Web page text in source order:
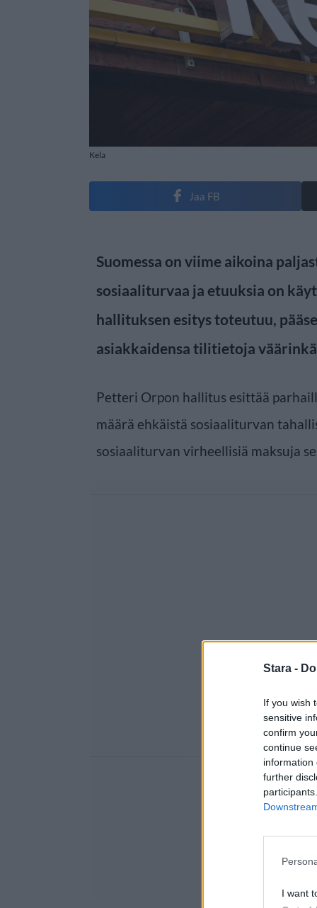
Stara -
If you wish
sensitive
confirm
continue
information
further
I want
Kela
Jaa FB
Suomessa on viime aikoina
sosiaaliturvaa ja etuuksia on
hallituksen esitys toteutuu,
asiakkaidensa tilitietoja
Petteri Orpon hallitus esittää
määrä ehkäistä sosiaaliturvan
sosiaaliturvan virheellisiä maksuja